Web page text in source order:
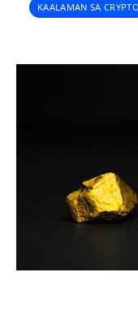
KAALAMAN SA CRYPTO